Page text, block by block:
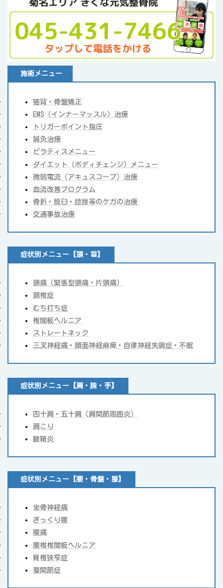
施術メニュー
猫背・骨盤矯正
EMS（インナーマッスル）治療
トリガーポイント指圧
鍼灸治療
ピラティスメニュー
ダイエット（ボディチェンジ）メニュー
微弱電流（アキュスコープ）治療
血流改善プログラム
骨折・脱臼・捻挫等のケガの治療
交通事故治療
症状別メニュー【頭・首】
頭痛（緊張型頭痛・片頭痛）
頚椎症
むち打ち症
椎間板ヘルニア
ストレートネック
三叉神経痛・顔面神経麻痺・自律神経失調症・不眠
症状別メニュー【肩・腕・手】
四十肩・五十肩（肩関節周囲炎）
肩こり
腱鞘炎
症状別メニュー【腰・骨盤・膝】
坐骨神経痛
ぎっくり腰
腰痛
腰椎椎間板ヘルニア
脊椎狭窄症
膝関節症